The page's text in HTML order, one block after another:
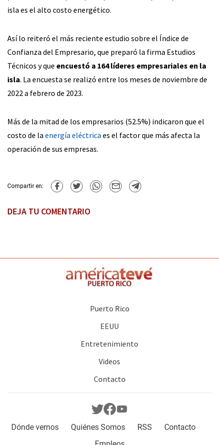
isla es el alto costo energético.
Así lo reiteró el más reciente estudio sobre el Índice de
Confianza del Empresario, que preparó la firma Estudios
Técnicos y que encuestó a 164 líderes empresariales en la
isla. La encuesta se realizó entre los meses de noviembre de
2022 a febrero de 2023.
Más de la mitad de los empresarios (52.5%) indicaron que el
costo de la energía eléctrica es el factor que más afecta la
operación de sus empresas.
Compartir en:
DEJA TU COMENTARIO
Puerto Rico
EEUU
Entretenimiento
Videos
Contacto
Dónde vernos Quiénes Somos RSS
Contacto